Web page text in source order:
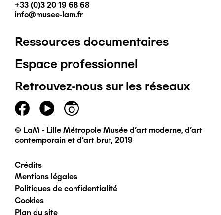
+33 (0)3 20 19 68 68
info@musee-lam.fr
Pied
de
page
principal
Ressources documentaires
Espace professionnel
Retrouvez-nous sur les réseaux
© LaM - Lille Métropole Musée d'art moderne, d'art
contemporain et d'art brut, 2019
Pied
de
Crédits
Mentions légales
Politiques de confidentialité
Cookies
Plan du site